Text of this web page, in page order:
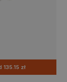
135.15 zł